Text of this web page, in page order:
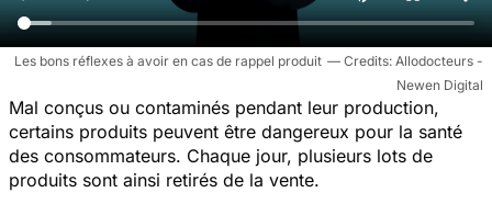
Les bons réflexes à avoir en cas de rappel produit
Allodocteurs -
Newen Digital
Mal conçus ou contaminés pendant leur production,
certains produits peuvent être dangereux pour la santé
des consommateurs. Chaque jour, plusieurs lots de
produits sont ainsi retirés de la vente.